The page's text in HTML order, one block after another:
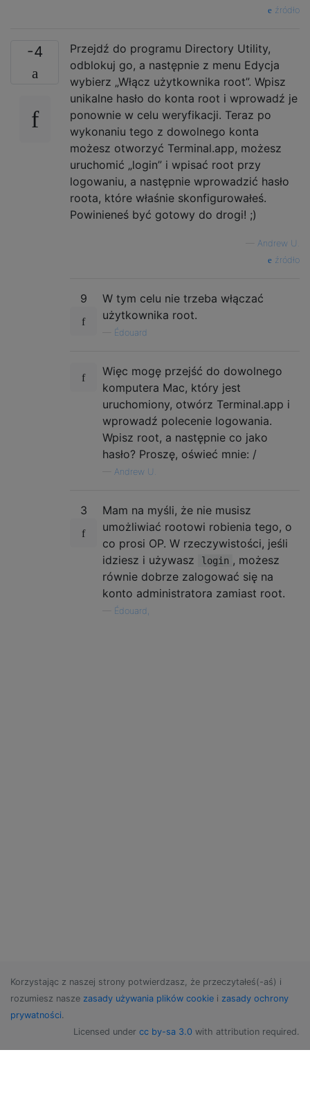
źródło
-4
Przejdź do programu Directory Utility,
odblokuj go, a następnie z menu Edycja
wybierz „Włącz użytkownika root”. Wpisz
unikalne hasło do konta root i wprowadź je
ponownie w celu weryfikacji. Teraz po
wykonaniu tego z dowolnego konta
możesz otworzyć Terminal.app, możesz
uruchomić „login” i wpisać root przy
logowaniu, a następnie wprowadzić hasło
roota, które właśnie skonfigurowałeś.
Powinieneś być gotowy do drogi! ;)
Andrew U.
źródło
9
W tym celu nie trzeba włączać
użytkownika root.
Édouard
Więc mogę przejść do dowolnego
komputera Mac, który jest
uruchomiony, otwórz Terminal.app i
wprowadź polecenie logowania.
Wpisz root, a następnie co jako
hasło? Proszę, oświeć mnie: /
Andrew U.
3
Mam na myśli, że nie musisz
umożliwiać rootowi robienia tego, o
co prosi OP. W rzeczywistości, jeśli
idziesz i używasz
login , możesz
równie dobrze zalogować się na
konto administratora zamiast root.
Édouard,
Korzystając z naszej strony potwierdzasz, że przeczytałeś(-aś) i
rozumiesz nasze zasady używania plików cookie i zasady ochrony
prywatności.
Licensed under cc by-sa 3.0 with attribution required.